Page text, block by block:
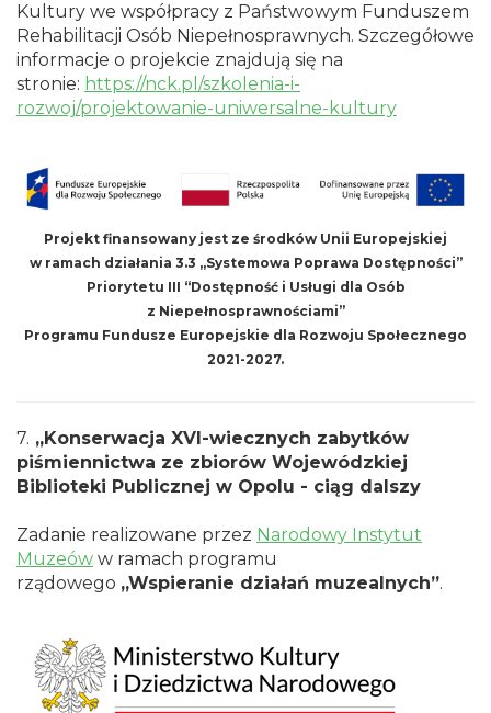
Kultury we współpracy z Państwowym Funduszem
Rehabilitacji Osób Niepełnosprawnych. Szczegółowe
informacje o projekcie znajdują się na
stronie: https://nck.pl/szkolenia-i-
rozwoj/projektowanie-uniwersalne-kultury
Projekt finansowany jest ze środków Unii Europejskiej
w ramach działania 3.3 „Systemowa Poprawa Dostępności”
Priorytetu III “Dostępność i Usługi dla Osób
z Niepełnosprawnościami”
Programu Fundusze Europejskie dla Rozwoju Społecznego
2021-2027.
7. „Konserwacja XVI-wiecznych zabytków
piśmiennictwa ze zbiorów Wojewódzkiej
Biblioteki Publicznej w Opolu - ciąg dalszy
Zadanie realizowane przez Narodowy Instytut
Muzeów w ramach programu
rządowego „Wspieranie działań muzealnych”.